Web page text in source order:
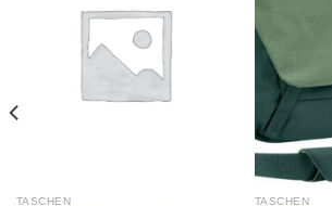
TASCHEN TASCHEN